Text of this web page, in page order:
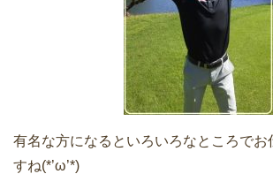
有名な方になるといろいろなところでお
すね(*’ω’*)